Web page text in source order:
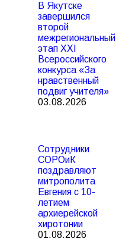
В Якутске
завершился
второй
межрегиональный
этап XXI
Всероссийского
конкурса «За
нравственный
подвиг учителя»
03.08.2026
Сотрудники
СОРОиК
поздравляют
митрополита
Евгения с 10-
летием
архиерейской
хиротонии
01.08.2026